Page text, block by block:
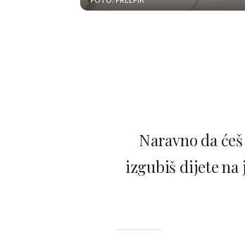
Naravno da
izgubiš dijete na